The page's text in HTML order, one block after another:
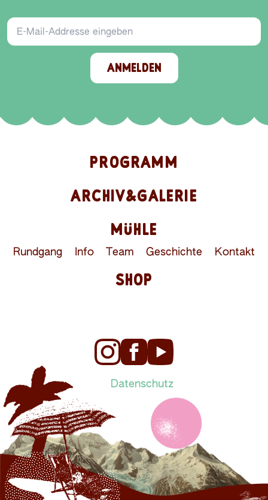
E-Mail-Addresse
ANMELDEN
PROGRAMM
ARCHIV&GALERIE
MÜHLE
Rundgang Info Team Geschichte Kontakt
SHOP
Datenschutz